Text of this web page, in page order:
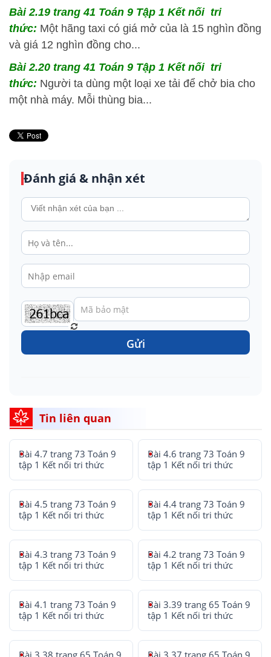
Bài 2.19 trang 41 Toán 9 Tập 1 Kết nối tri
thức: Một hãng taxi có giá mở của là 15 nghìn đồng
và giá 12 nghìn đồng cho...
Bài 2.20 trang 41 Toán 9 Tập 1 Kết nối tri
thức: Người ta dùng một loại xe tải để chở bia cho
một nhà máy. Mỗi thùng bia...
Đánh giá & nhận xét
Gửi
Tin liên quan
Bài 4.7 trang 73 Toán 9
tập 1 Kết nối tri thức
Bài 4.6 trang 73 Toán 9
tập 1 Kết nối tri thức
Bài 4.5 trang 73 Toán 9
tập 1 Kết nối tri thức
Bài 4.4 trang 73 Toán 9
tập 1 Kết nối tri thức
Bài 4.3 trang 73 Toán 9
tập 1 Kết nối tri thức
Bài 4.2 trang 73 Toán 9
tập 1 Kết nối tri thức
Bài 4.1 trang 73 Toán 9
tập 1 Kết nối tri thức
Bài 3.39 trang 65 Toán 9
tập 1 Kết nối tri thức